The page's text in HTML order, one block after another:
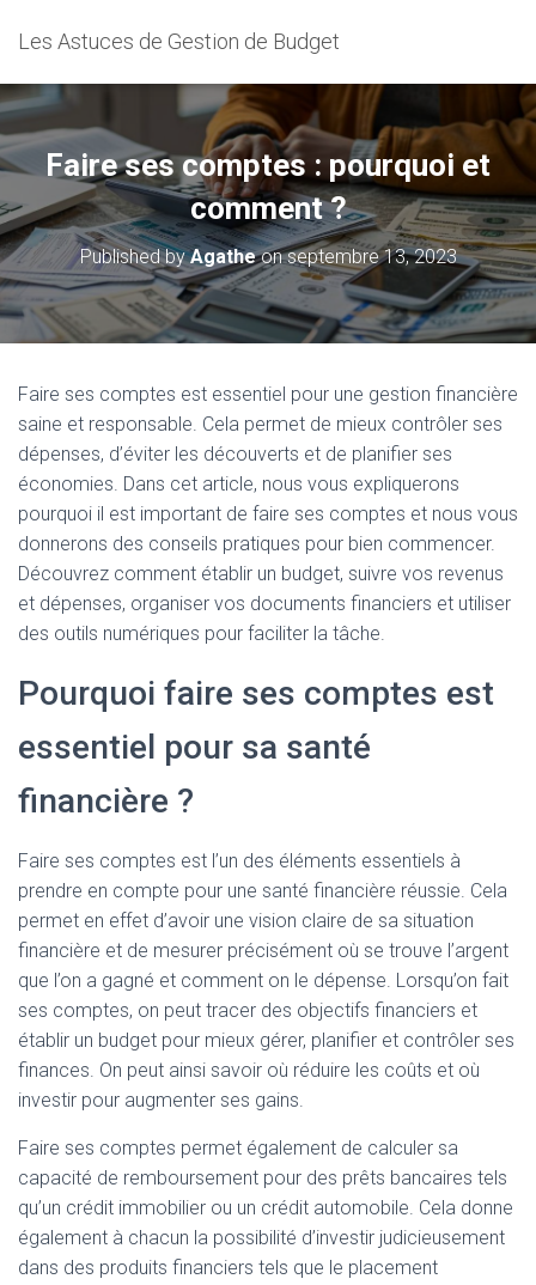
Les Astuces de Gestion de Budget
Faire ses comptes : pourquoi et
comment ?
Published byAgatheonseptembre 13, 2023
Faire ses comptes est essentiel pour une gestion financière
saine et responsable. Cela permet de mieux contrôler ses
dépenses, d’éviter les découverts et de planifier ses
économies. Dans cet article, nous vous expliquerons
pourquoi il est important de faire ses comptes et nous vous
donnerons des conseils pratiques pour bien commencer.
Découvrez comment établir un budget, suivre vos revenus
et dépenses, organiser vos documents financiers et utiliser
des outils numériques pour faciliter la tâche.
Pourquoi faire ses comptes est
essentiel pour sa santé
financière ?
Faire ses comptes est l’un des éléments essentiels à
prendre en compte pour une santé financière réussie. Cela
permet en effet d’avoir une vision claire de sa situation
financière et de mesurer précisément où se trouve l’argent
que l’on a gagné et comment on le dépense. Lorsqu’on fait
ses comptes, on peut tracer des objectifs financiers et
établir un budget pour mieux gérer, planifier et contrôler ses
finances. On peut ainsi savoir où réduire les coûts et où
investir pour augmenter ses gains.
Faire ses comptes permet également de calculer sa
capacité de remboursement pour des prêts bancaires tels
qu’un crédit immobilier ou un crédit automobile. Cela donne
également à chacun la possibilité d’investir judicieusement
dans des produits financiers tels que le placement